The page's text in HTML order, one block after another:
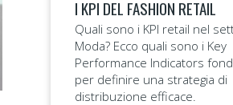
I KPI DEL FASHION RETAIL
Quali sono i KPI retail nel
Moda? Ecco quali sono i Key
Performance Indicators
per definire una strategia di
distribuzione efficace.